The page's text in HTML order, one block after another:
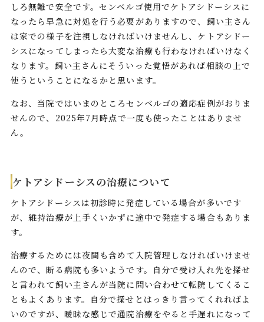
しろ無難で安全です。センベルゴ使用でケトアシドーシスに
なったら早急に対処を行う必要がありますので、飼い主さん
は家での様子を注視しなければいけませんし、ケトアシドー
シスになってしまったら大変な治療も行わなければいけなく
なります。飼い主さんにそういった覚悟があれば相談の上で
使うということになるかと思います。
なお、当院ではいまのところセンベルゴの適応症例がおりま
せんので、2025年7月時点で一度も使ったことはありませ
ん。
ケトアシドーシスの治療について
ケトアシドーシスは初診時に発症している場合が多いです
が、維持治療が上手くいかずに途中で発症する場合もありま
す。
治療するためには夜間も含めて入院管理しなければいけませ
んので、断る病院も多いようです。自分で受け入れ先を探せ
と言われて飼い主さんが当院に問い合わせて転院してくるこ
ともよくあります。自分で探せとはっきり言ってくれればよ
いのですが、曖昧な感じで通院治療をやると手遅れになって